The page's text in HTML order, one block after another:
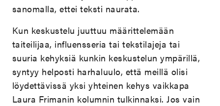
sanomalla, ettei teksti naurata.
Kun keskustelu juuttuu määrittelemään
taiteilijaa, influensseria tai tekstilajeja tai
suuria kehyksiä kunkin keskustelun ympärillä,
syntyy helposti harhaluulo, että meillä olisi
löydettävissä yksi yhteinen kehys vaikkapa
Laura Frimanin kolumnin tulkinnaksi. Jos vain